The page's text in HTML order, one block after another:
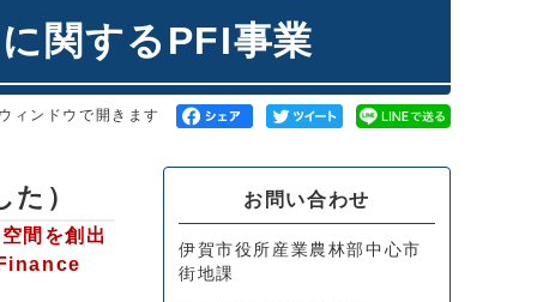
関するPFI事業
ィンドウで開きます
）
間を創出
お問い合わせ
伊賀市役所産業農林部中心市
街地課